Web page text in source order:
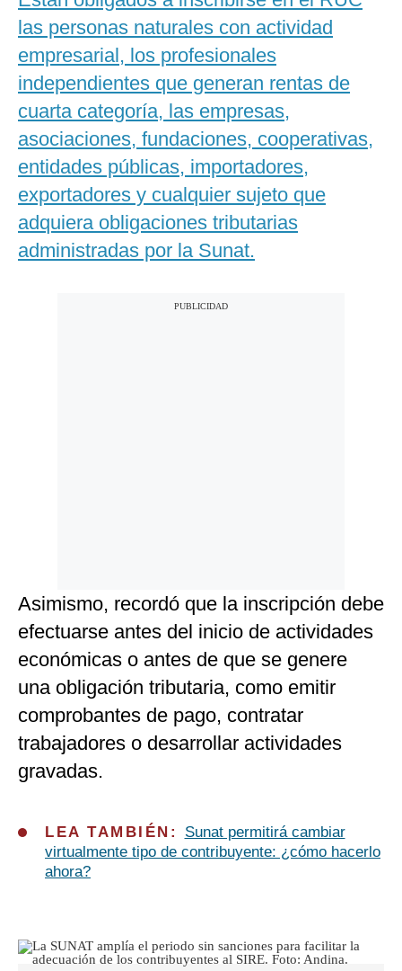
las personas naturales con actividad
empresarial, los profesionales
independientes que generan rentas de
cuarta categoría, las empresas,
asociaciones, fundaciones, cooperativas,
entidades públicas, importadores,
exportadores y cualquier sujeto que
adquiera obligaciones tributarias
administradas por la Sunat.
Asimismo, recordó que la inscripción debe
efectuarse antes del inicio de actividades
económicas o antes de que se genere
una obligación tributaria, como emitir
comprobantes de pago, contratar
trabajadores o desarrollar actividades
gravadas.
LEA TAMBIÉN: Sunat permitirá cambiar
virtualmente tipo de contribuyente: ¿cómo hacerlo
ahora?